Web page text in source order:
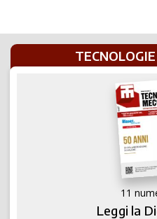
11
Leggi la